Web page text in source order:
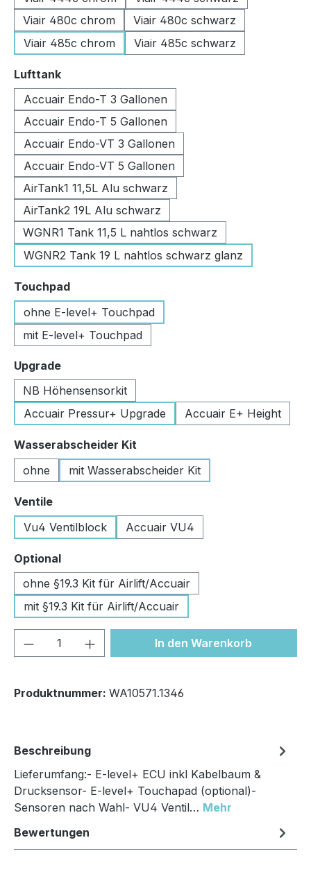
Viair 480c chrom
Viair 480c schwarz
Viair 485c chrom
Viair 485c schwarz
Lufttankauswählen
Accuair Endo-T 3 Gallonen
Accuair Endo-T 5 Gallonen
Accuair Endo-VT 3 Gallonen
Accuair Endo-VT 5 Gallonen
AirTank1 11,5L Alu schwarz
AirTank2 19L Alu schwarz
WGNR1 Tank 11,5 L nahtlos schwarz
WGNR2 Tank 19 L nahtlos schwarz glanz
Touchpadauswählen
ohne E-level+ Touchpad
mit E-level+ Touchpad
Upgradeauswählen
NB Höhensensorkit
Accuair Pressur+ Upgrade
Accuair E+ Height
Wasserabscheider Kit
ohne
mit Wasserabscheider Kit
Ventileauswählen
Vu4 Ventilblock
Accuair VU4
Optionalauswählen
ohne §19.3 Kit für Airlift/Accuair
mit §19.3 Kit für Airlift/Accuair
Produkt Anzahl: Gib denIn den Warenkorb
Produktnummer: WA10571.1346
Beschreibung
Lieferumfang:- E-level+ ECU inkl Kabelbaum &
Drucksensor- E-level+ Touchapad (optional)-
Sensoren nach Wahl- VU4 Ventil… Mehr
Bewertungen